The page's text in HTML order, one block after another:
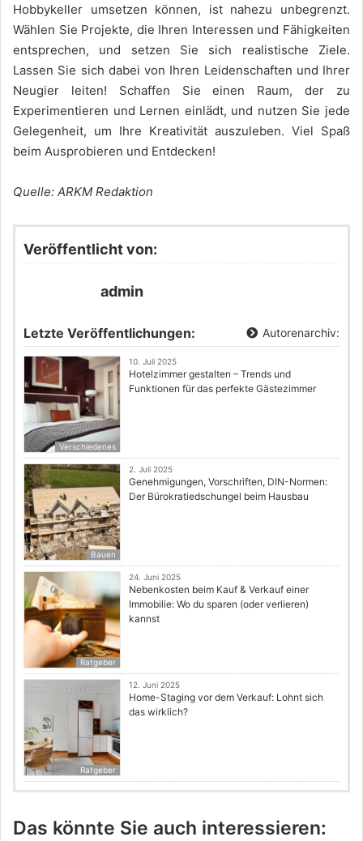
Hobbykeller umsetzen können, ist nahezu unbegrenzt.
Wählen Sie Projekte, die Ihren Interessen und Fähigkeiten
entsprechen, und setzen Sie sich realistische Ziele.
Lassen Sie sich dabei von Ihren Leidenschaften und Ihrer
Neugier leiten! Schaffen Sie einen Raum, der zu
Experimentieren und Lernen einlädt, und nutzen Sie jede
Gelegenheit, um Ihre Kreativität auszuleben. Viel Spaß
beim Ausprobieren und Entdecken!
Quelle: ARKM Redaktion
Veröffentlicht von:
admin
Letzte Veröffentlichungen: Autorenarchiv:
Verschiedenes
10. Juli 2025
Hotelzimmer gestalten – Trends und
Funktionen für das perfekte Gästezimmer
Bauen
2. Juli 2025
Genehmigungen, Vorschriften, DIN-Normen:
Der Bürokratiedschungel beim Hausbau
Ratgeber
24. Juni 2025
Nebenkosten beim Kauf & Verkauf einer
Immobilie: Wo du sparen (oder verlieren)
kannst
Ratgeber
12. Juni 2025
Home-Staging vor dem Verkauf: Lohnt sich
das wirklich?
Das könnte Sie auch interessieren: